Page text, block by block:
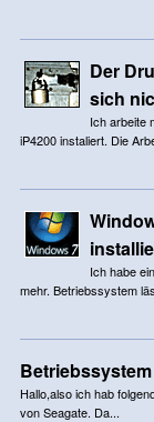
Der
sich
Ich arbeite
iP4200 instaliert. Die
Ich habe
mehr. Betriebssystem
Hallo,also ich hab
von Seagate. Da...